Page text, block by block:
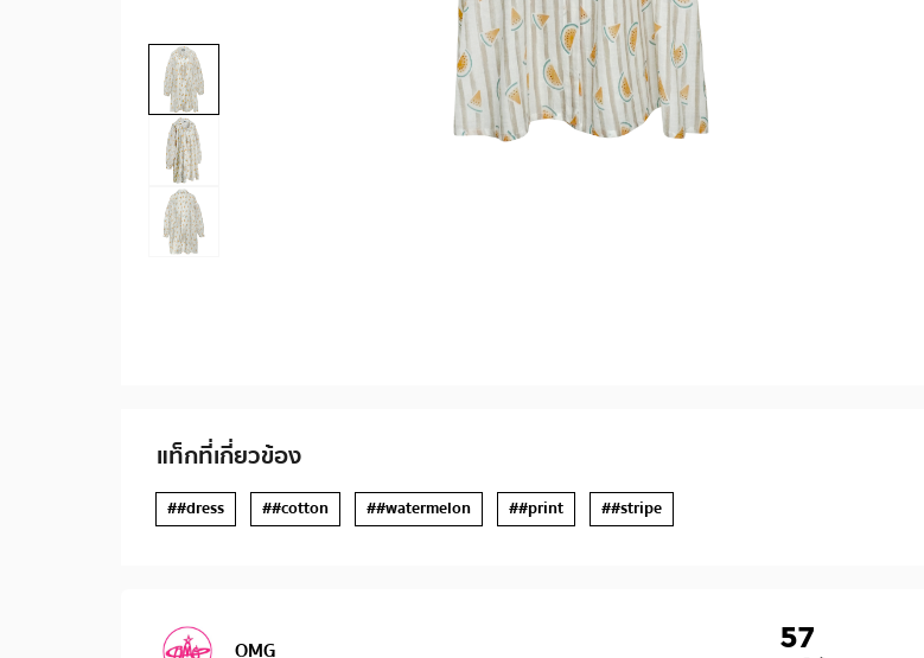
แท็กที่เกี่ยวข้อง
##dress ##cotton ##watermelon ##print ##stripe
OMG 57